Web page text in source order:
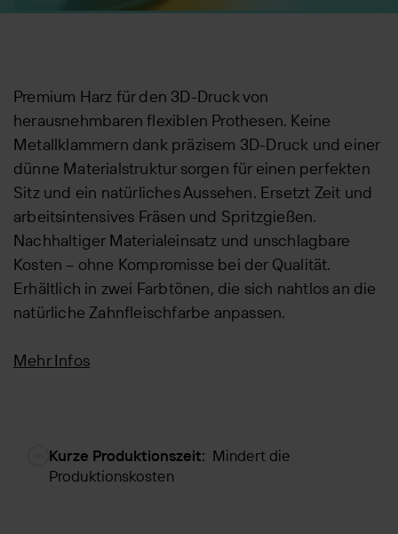
Premium Harz für den 3D-Druck von
herausnehmbaren flexiblen Prothesen. Keine
Metallklammern dank präzisem 3D-Druck und einer
dünne Materialstruktur sorgen für einen perfekten
Sitz und ein natürliches Aussehen. Ersetzt Zeit und
arbeitsintensives Fräsen und Spritzgießen.
Nachhaltiger Materialeinsatz und unschlagbare
Kosten – ohne Kompromisse bei der Qualität.
Erhältlich in zwei Farbtönen, die sich nahtlos an die
natürliche Zahnfleischfarbe anpassen.
Mehr Infos
Kurze Produktionszeit: Mindert die
Produktionskosten